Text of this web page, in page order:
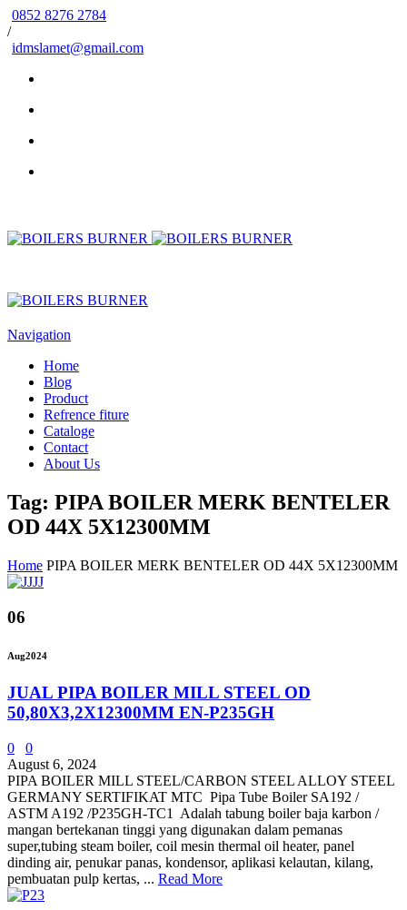
0852 8276 2784
/
idmslamet@gmail.com
Navigation
Home
Blog
Product
Refrence fiture
Cataloge
Contact
About Us
Tag: PIPA BOILER MERK BENTELER
OD 44X 5X12300MM
Home PIPA BOILER MERK BENTELER OD 44X 5X12300MM
06
Aug2024
JUAL PIPA BOILER MILL STEEL OD
50,80X3,2X12300MM EN-P235GH
0
0
August 6, 2024
PIPA BOILER MILL STEEL/CARBON STEEL ALLOY STEEL
GERMANY SERTIFIKAT MTC Pipa Tube Boiler SA192 /
ASTM A192 /P235GH-TC1 Adalah tabung boiler baja karbon /
mangan bertekanan tinggi yang digunakan dalam pemanas
super,tubing steam boiler, coil mesin thermal oil heater, panel
dinding air, penukar panas, kondensor, aplikasi kelautan, kilang,
pembuatan pulp kertas, ... Read More